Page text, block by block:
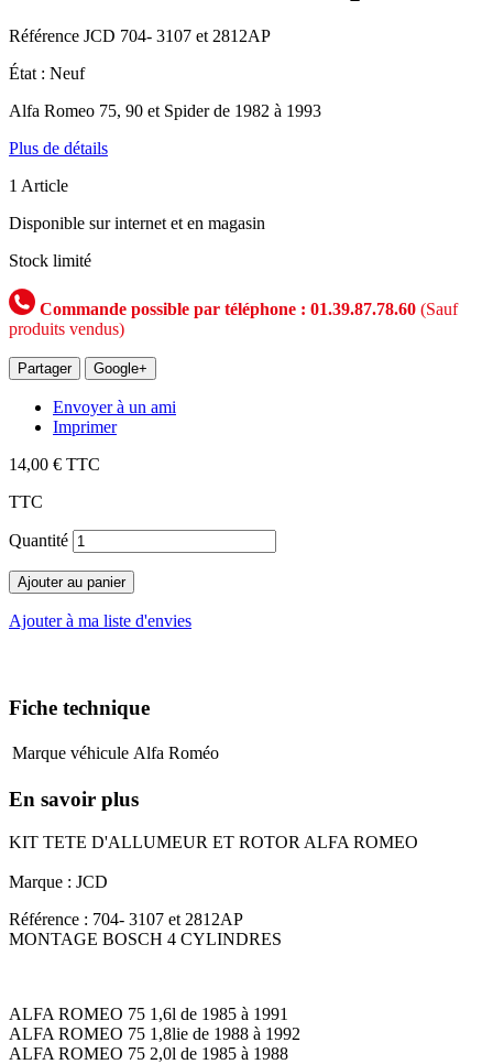
Référence JCD 704- 3107 et 2812AP
État : Neuf
Alfa Romeo 75, 90 et Spider de 1982 à 1993
Plus de détails
1 Article
Disponible sur internet et en magasin
Stock limité
Commande possible par téléphone : 01.39.87.78.60 (Sauf
produits vendus)
Partager Google+
Envoyer à un ami
Imprimer
14,00 € TTC
TTC
Quantité
Ajouter au panier
Ajouter à ma liste d'envies
Fiche technique
Marque véhicule Alfa Roméo
En savoir plus
KIT TETE D'ALLUMEUR ET ROTOR ALFA ROMEO
Marque : JCD
Référence : 704- 3107 et 2812AP
MONTAGE BOSCH 4 CYLINDRES
ALFA ROMEO 75 1,6l de 1985 à 1991
ALFA ROMEO 75 1,8lie de 1988 à 1992
ALFA ROMEO 75 2,0l de 1985 à 1988